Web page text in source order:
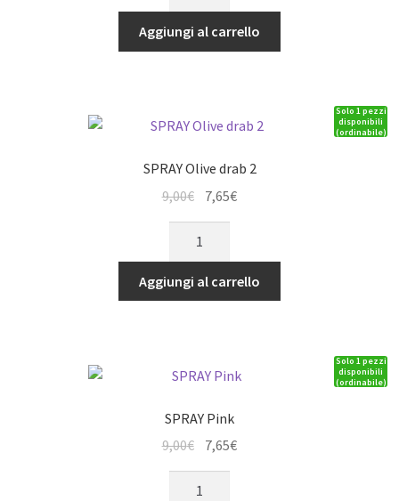
era:
22,80€.
è:
19,38€.
Silver
quantità
Aggiungi al carrello
Solo 1 pezzi
disponibili
(ordinabile)
SPRAY Olive drab 2
9,00€
originale
era:
9,00€.
7,65€Il
è:
7,65€.
drab
2
Aggiungi al carrello
Solo 1 pezzi
disponibili
(ordinabile)
SPRAY Pink
9,00€
prezzo
originale
7,65€Il